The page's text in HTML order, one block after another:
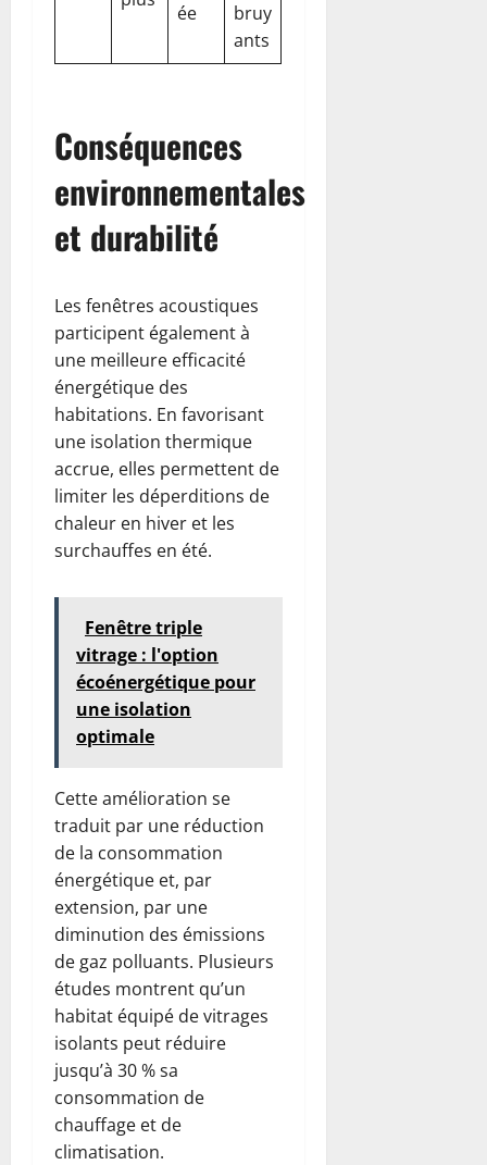
ée
bruy
ants
Conséquences
environnementales
et durabilité
Les fenêtres acoustiques
participent également à
une meilleure efficacité
énergétique des
habitations. En favorisant
une isolation thermique
accrue, elles permettent de
limiter les déperditions de
chaleur en hiver et les
surchauffes en été.
Fenêtre triple
vitrage : l'option
écoénergétique pour
une isolation
optimale
Cette amélioration se
traduit par une réduction
de la consommation
énergétique et, par
extension, par une
diminution des émissions
de gaz polluants. Plusieurs
études montrent qu’un
habitat équipé de vitrages
isolants peut réduire
jusqu’à 30 % sa
consommation de
chauffage et de
climatisation.